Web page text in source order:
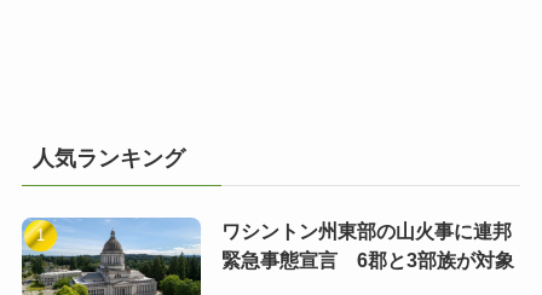
人気ランキング
ワシントン州東部の山火事に連邦
緊急事態宣言 6郡と3部族が対象